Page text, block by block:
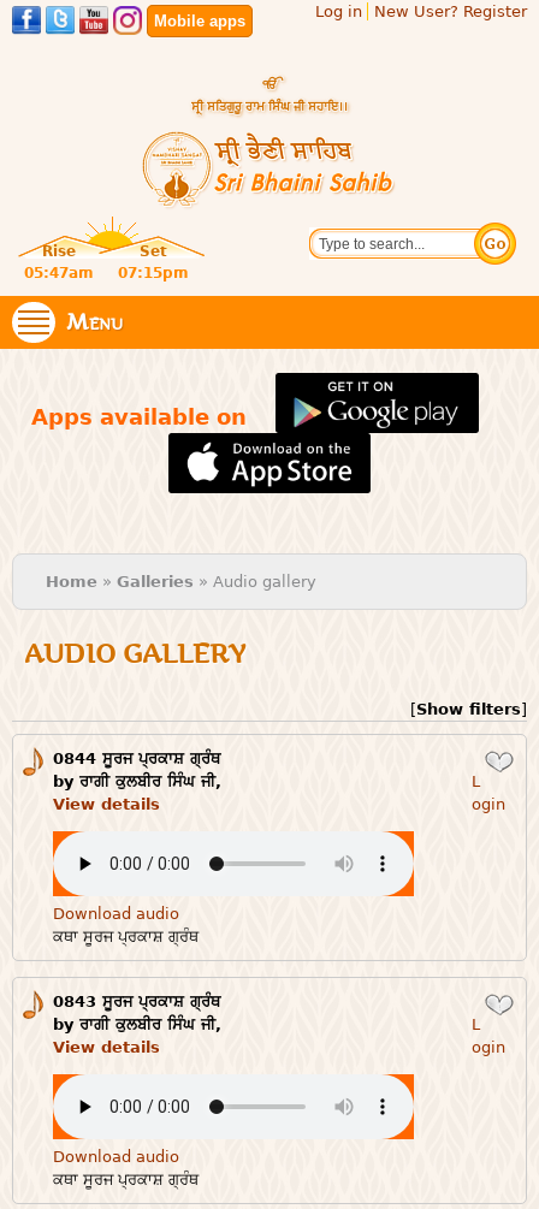
Skip to
main
Mobile apps
Log in New User? Register
Sri
Bhaini
Sahib
website
of central
religious
place for
Rise
Set
05:47am
07:15pm
Search
Menu
Apps available on
You are here
Home » Galleries » Audio gallery
AUDIO GALLERY
[Show filters]
0844 ਸੂਰਜ ਪ੍ਰਕਾਸ਼ ਗ੍ਰੰਥ
by ਰਾਗੀ ਕੁਲਬੀਰ ਸਿੰਘ ਜੀ,
View details
L
ogin
Download audio
ਕਥਾ ਸੂਰਜ ਪ੍ਰਕਾਸ਼ ਗ੍ਰੰਥ
0843 ਸੂਰਜ ਪ੍ਰਕਾਸ਼ ਗ੍ਰੰਥ
by ਰਾਗੀ ਕੁਲਬੀਰ ਸਿੰਘ ਜੀ,
View details
L
ogin
Download audio
ਕਥਾ ਸੂਰਜ ਪ੍ਰਕਾਸ਼ ਗ੍ਰੰਥ